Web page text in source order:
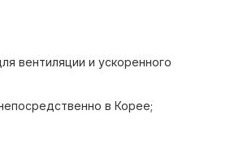
вентиляции и ускоренного
в Корее;